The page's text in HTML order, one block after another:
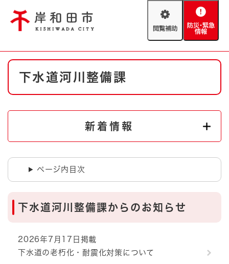
閲
助
防
緊
やさしい日本語
拡大
とじる
防災・緊急情報
ハザードマップ AED設置箇所
本
下水道河川整備課
新着情報
ページ内目次
下水道河川整備課からのお知らせ
2026年7月17日掲載
下水道の老朽化・耐震化対策について